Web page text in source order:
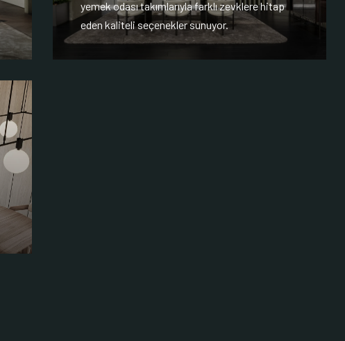
yemek odası takımlarıyla farklı zevklere hitap
eden kaliteli seçenekler sunuyor.